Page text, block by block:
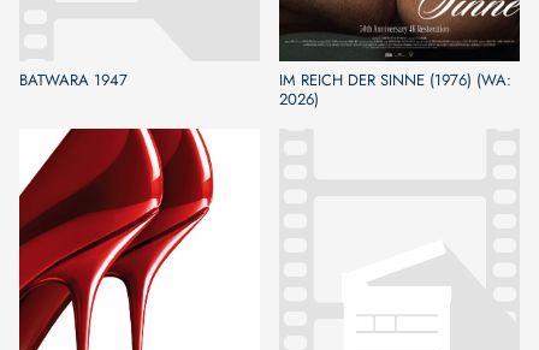
BATWARA 1947
IM REICH DER SINNE (1976) (WA:
2026)